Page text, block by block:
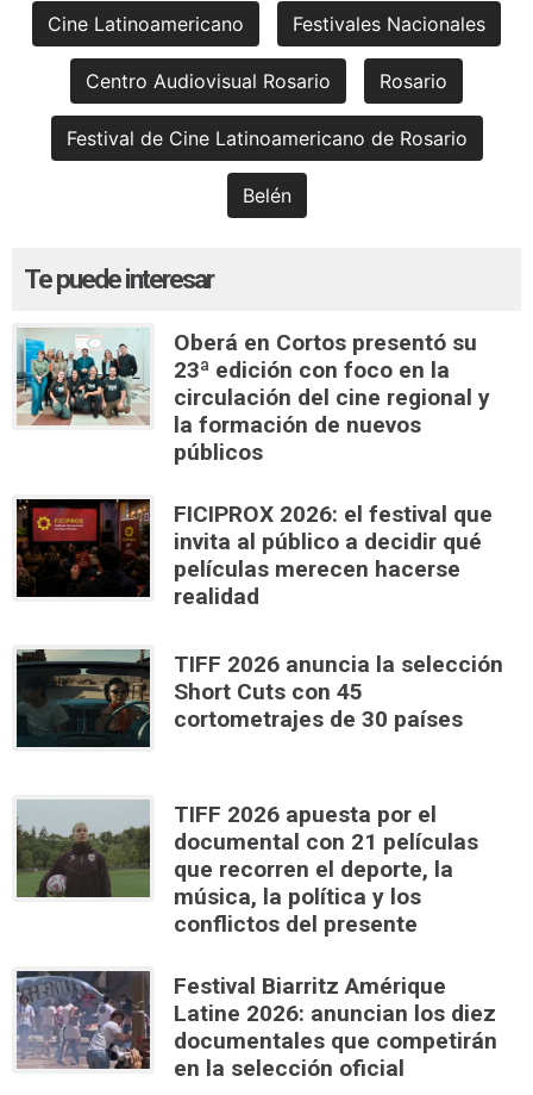
Cine Latinoamericano Festivales Nacionales
Centro Audiovisual Rosario Rosario
Festival de Cine Latinoamericano de Rosario
Belén
Te puede interesar
Oberá en Cortos presentó su
23ª edición con foco en la
circulación del cine regional y
la formación de nuevos
públicos
FICIPROX 2026: el festival que
invita al público a decidir qué
películas merecen hacerse
realidad
TIFF 2026 anuncia la selección
Short Cuts con 45
cortometrajes de 30 países
TIFF 2026 apuesta por el
documental con 21 películas
que recorren el deporte, la
música, la política y los
conflictos del presente
Festival Biarritz Amérique
Latine 2026: anuncian los diez
documentales que competirán
en la selección oficial